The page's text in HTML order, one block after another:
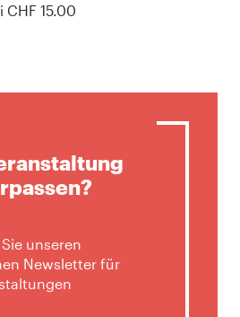
CHF 15.00
unseren
Newsletter für